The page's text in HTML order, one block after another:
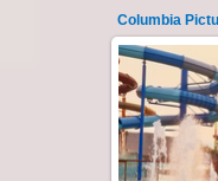
Columbia
Открыт